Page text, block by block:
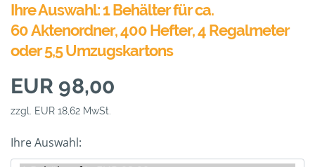
Ihre Auswahl: 1 Behälter für ca.
60 Aktenordner, 400 Hefter, 4 Regalmeter
oder 5,5 Umzugskartons
EUR 98,00
zzgl. EUR 18,62 MwSt.
Ihre Auswahl: